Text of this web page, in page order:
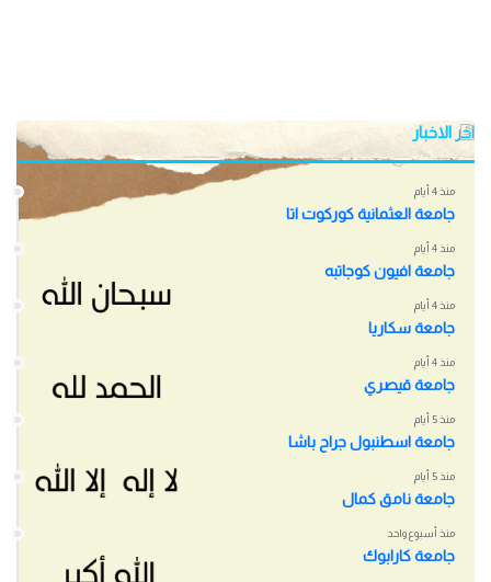
اخر الاخبار
منذ 4 أيام
جامعة العثمانية كوركوت اتا
منذ 4 أيام
جامعة افيون كوجاتبه
منذ 4 أيام
جامعة سكاريا
منذ 4 أيام
جامعة قيصري
منذ 5 أيام
جامعة اسطنبول جراح باشا
منذ 5 أيام
جامعة نامق كمال
منذ أسبوع واحد
جامعة كارابوك